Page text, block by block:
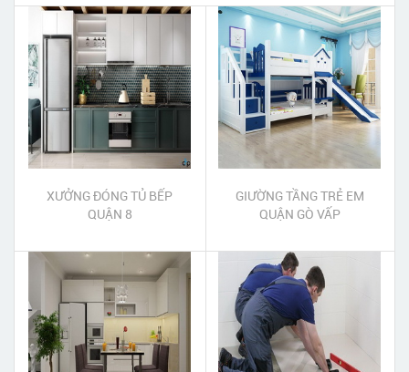
XƯỞNG ĐÓNG TỦ BẾP
QUẬN 8
GIƯỜNG TẦNG TRẺ EM
QUẬN GÒ VẤP